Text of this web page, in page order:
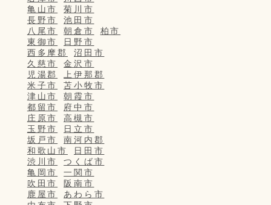
亀山市
菊川市
長野市
池田市
八尾市
朝倉市
柏市
東御市
日野市
西多摩郡
沼田市
久慈市
金沢市
児湯郡
上伊那郡
米子市
苫小牧市
津山市
朝霞市
都留市
府中市
庄原市
高槻市
玉野市
日立市
坂戸市
南河内郡
和歌山市
日田市
渋川市
つくば市
亀岡市
一関市
吹田市
阪南市
鹿屋市
あわら市